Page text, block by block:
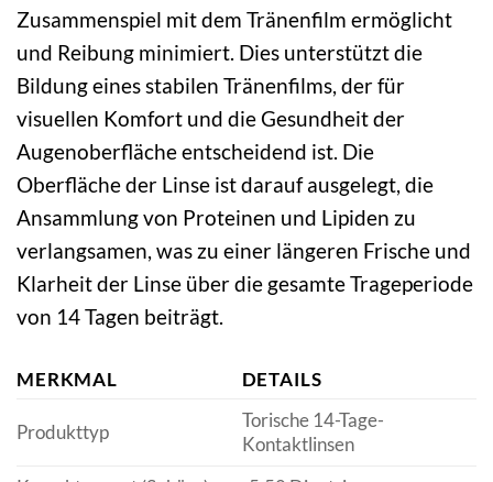
Zusammenspiel mit dem Tränenfilm ermöglicht
und Reibung minimiert. Dies unterstützt die
Bildung eines stabilen Tränenfilms, der für
visuellen Komfort und die Gesundheit der
Augenoberfläche entscheidend ist. Die
Oberfläche der Linse ist darauf ausgelegt, die
Ansammlung von Proteinen und Lipiden zu
verlangsamen, was zu einer längeren Frische und
Klarheit der Linse über die gesamte Trageperiode
von 14 Tagen beiträgt.
MERKMAL DETAILS
Produkttyp
Torische 14-Tage-
Kontaktlinsen